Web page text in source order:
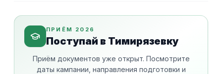
ПРИЁМ 2026
Поступай в Тимирязевку
Приём документов уже открыт. Посмотрите
даты кампании, направления подготовки и